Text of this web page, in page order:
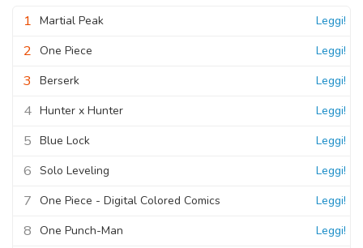
1 Martial Peak Leggi!
2 One Piece Leggi!
3 Berserk Leggi!
4 Hunter x Hunter Leggi!
5 Blue Lock Leggi!
6 Solo Leveling Leggi!
7 One Piece - Digital Colored Comics Leggi!
8 One Punch-Man Leggi!